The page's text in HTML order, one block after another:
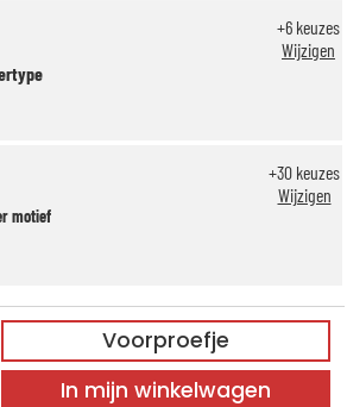
+6 keuzes
Wijzigen
motief
+30 keuzes
Wijzigen
Voorproefje
In mijn winkelwagen